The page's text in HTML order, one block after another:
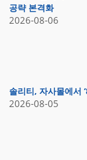
공략 본격화
2026-08-06
솔리티, 자사몰에서
2026-08-05